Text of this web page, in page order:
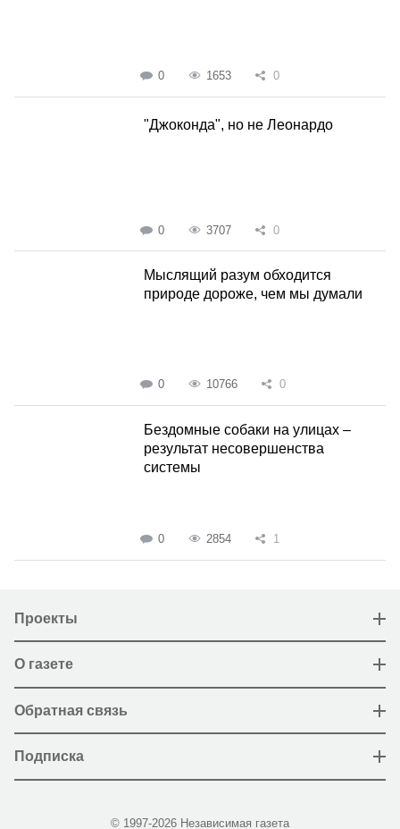
0 1653 0
"Джоконда", но не Леонардо
0 3707 0
Мыслящий разум обходится
природе дороже, чем мы думали
0 10766 0
Бездомные собаки на улицах –
результат несовершенства
системы
0 2854 1
Проекты
О газете
Обратная связь
Подписка
© 1997-2026 Независимая газета